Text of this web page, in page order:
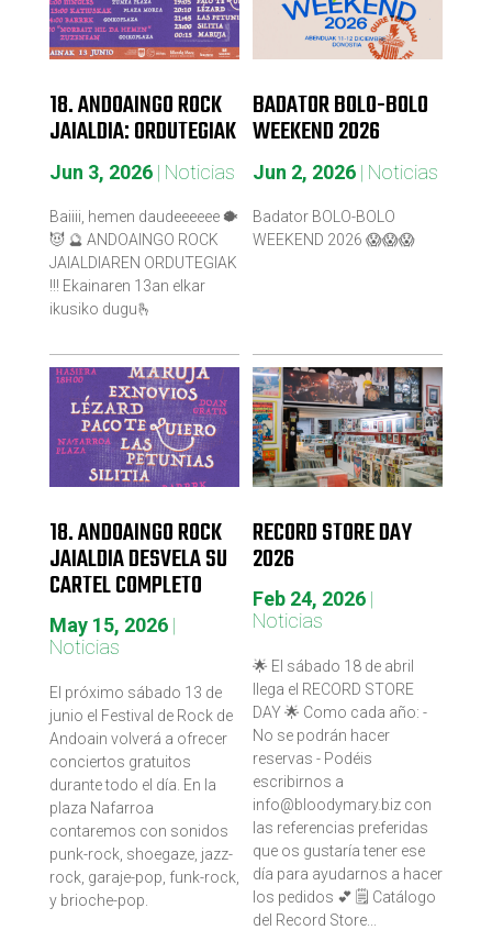
18. ANDOAINGO ROCK
JAIALDIA: ORDUTEGIAK
Jun 3, 2026| Noticias
Baiiii, hemen daudeeeeee 🐡
😈 🔮 ANDOAINGO ROCK
JAIALDIAREN ORDUTEGIAK
!!! Ekainaren 13an elkar
ikusiko dugu🫰
BADATOR BOLO-BOLO
WEEKEND 2026
Jun 2, 2026| Noticias
Badator BOLO-BOLO
WEEKEND 2026 😱😱😱
18. ANDOAINGO ROCK
JAIALDIA DESVELA SU
CARTEL COMPLETO
May 15, 2026|
Noticias
El próximo sábado 13 de
junio el Festival de Rock de
Andoain volverá a ofrecer
conciertos gratuitos
durante todo el día. En la
plaza Nafarroa
contaremos con sonidos
punk-rock, shoegaze, jazz-
rock, garaje-pop, funk-rock,
y brioche-pop.
RECORD STORE DAY
2026
Feb 24, 2026|
Noticias
🌟 El sábado 18 de abril
llega el RECORD STORE
DAY 🌟 Como cada año: -
No se podrán hacer
reservas - Podéis
escribirnos a
info@bloodymary.biz con
las referencias preferidas
que os gustaría tener ese
día para ayudarnos a hacer
los pedidos 💕 🗒 Catálogo
del Record Store...